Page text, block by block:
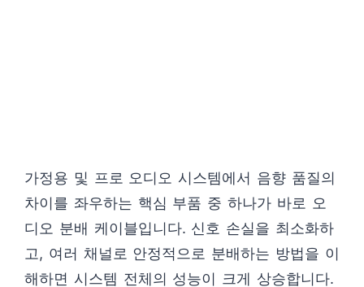
가정용 및 프로 오디오 시스템에서 음향 품질의
차이를 좌우하는 핵심 부품 중 하나가 바로 오
디오 분배 케이블입니다. 신호 손실을 최소화하
고, 여러 채널로 안정적으로 분배하는 방법을 이
해하면 시스템 전체의 성능이 크게 상승합니다.